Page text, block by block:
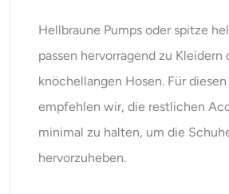
Hellbraune Pumps oder spitze
passen hervorragend zu Kleidern
knöchellangen Hosen. Für
empfehlen wir, die restlichen
minimal zu halten, um die
hervorzuheben.